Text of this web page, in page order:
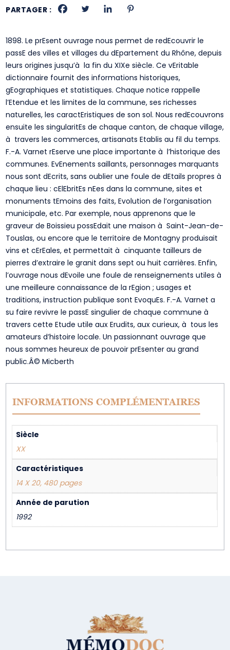
PARTAGER :
1898. Le prEsent ouvrage nous permet de redEcouvrir le
passE des villes et villages du dEpartement du Rhône, depuis
leurs origines jusqu’à la fin du XIXe siècle. Ce vEritable
dictionnaire fournit des informations historiques,
gEographiques et statistiques. Chaque notice rappelle
l’Etendue et les limites de la commune, ses richesses
naturelles, les caractEristiques de son sol. Nous redEcouvrons
ensuite les singularitEs de chaque canton, de chaque village,
à travers les commerces, artisanats Etablis au fil du temps.
F.-A. Varnet rEserve une place importante à l’historique des
communes. EvEnements saillants, personnages marquants
nous sont dEcrits, sans oublier une foule de dEtails propres à
chaque lieu : cElEbritEs nEes dans la commune, sites et
monuments tEmoins des faits, Evolution de l’organisation
municipale, etc. Par exemple, nous apprenons que le
graveur de Boissieu possEdait une maison à Saint-Jean-de-
Touslas, ou encore que le territoire de Montagny produisait
vins et cErEales, et permettait à cinquante tailleurs de
pierres d’extraire le granit dans sept ou huit carrières. Enfin,
l’ouvrage nous dEvoile une foule de renseignements utiles à
une meilleure connaissance de la rEgion ; usages et
traditions, instruction publique sont EvoquEs. F.-A. Varnet a
su faire revivre le passE singulier de chaque commune à
travers cette Etude utile aux Erudits, aux curieux, à tous les
amateurs d’histoire locale. Un passionnant ouvrage que
nous sommes heureux de pouvoir prEsenter au grand
public.Â© Micberth
INFORMATIONS COMPLÉMENTAIRES
Siècle
XX
Caractéristiques
14 X 20, 480 pages
Année de parution
1992